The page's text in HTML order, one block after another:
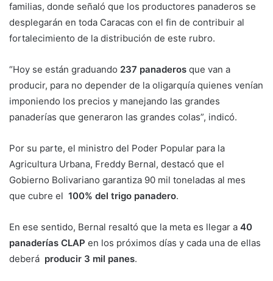
familias, donde señaló que los productores panaderos se
desplegarán en toda Caracas con el fin de contribuir al
fortalecimiento de la distribución de este rubro.
“Hoy se están graduando 237 panaderos que van a
producir, para no depender de la oligarquía quienes venían
imponiendo los precios y manejando las grandes
panaderías que generaron las grandes colas”, indicó.
Por su parte, el ministro del Poder Popular para la
Agricultura Urbana, Freddy Bernal, destacó que el
Gobierno Bolivariano garantiza 90 mil toneladas al mes
que cubre el 100% del trigo panadero.
En ese sentido, Bernal resaltó que la meta es llegar a 40
panaderías CLAP en los próximos días y cada una de ellas
deberá producir 3 mil panes.